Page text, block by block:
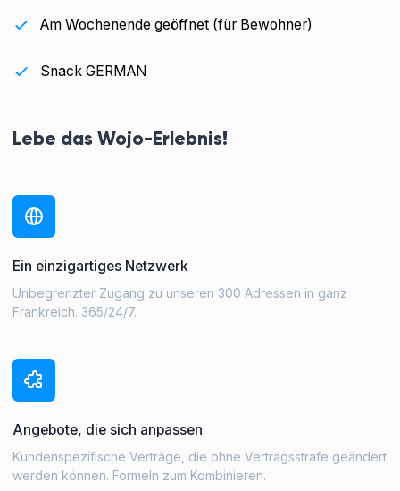
Am Wochenende geöffnet (für Bewohner)
Snack GERMAN
Lebe das Wojo-Erlebnis!
Ein einzigartiges Netzwerk
Unbegrenzter Zugang zu unseren 300 Adressen in ganz
Frankreich. 365/24/7.
Angebote, die sich anpassen
Kundenspezifische Verträge, die ohne Vertragsstrafe geändert
werden können. Formeln zum Kombinieren.